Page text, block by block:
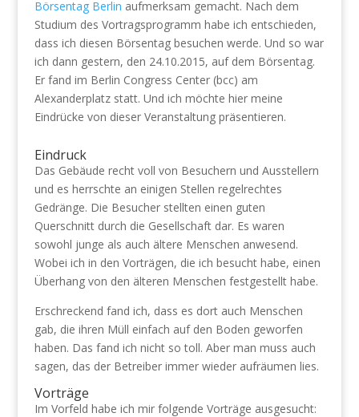
Börsentag Berlin aufmerksam gemacht. Nach dem
Studium des Vortragsprogramm habe ich entschieden,
dass ich diesen Börsentag besuchen werde. Und so war
ich dann gestern, den 24.10.2015, auf dem Börsentag.
Er fand im Berlin Congress Center (bcc) am
Alexanderplatz statt. Und ich möchte hier meine
Eindrücke von dieser Veranstaltung präsentieren.
Eindruck
Das Gebäude recht voll von Besuchern und Ausstellern
und es herrschte an einigen Stellen regelrechtes
Gedränge. Die Besucher stellten einen guten
Querschnitt durch die Gesellschaft dar. Es waren
sowohl junge als auch ältere Menschen anwesend.
Wobei ich in den Vorträgen, die ich besucht habe, einen
Überhang von den älteren Menschen festgestellt habe.
Erschreckend fand ich, dass es dort auch Menschen
gab, die ihren Müll einfach auf den Boden geworfen
haben. Das fand ich nicht so toll. Aber man muss auch
sagen, das der Betreiber immer wieder aufräumen lies.
Vorträge
Im Vorfeld habe ich mir folgende Vorträge ausgesucht: